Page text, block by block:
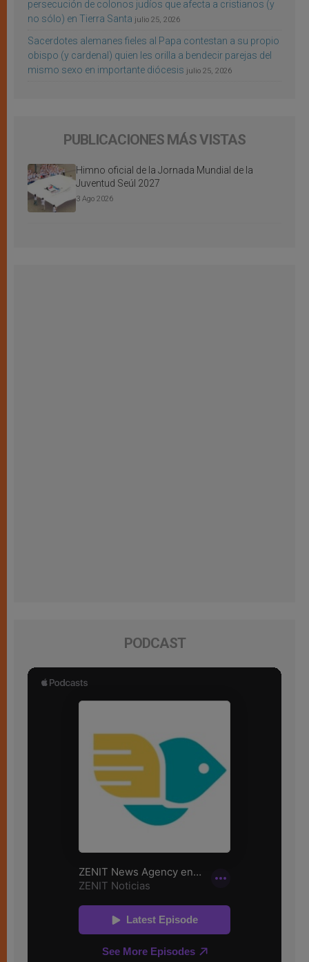
persecución de colonos judíos que afecta a cristianos (y
no sólo) en Tierra Santa julio 25, 2026
Sacerdotes alemanes fieles al Papa contestan a su propio
obispo (y cardenal) quien les orilla a bendecir parejas del
mismo sexo en importante diócesis julio 25, 2026
PUBLICACIONES MÁS VISTAS
Himno oficial de la Jornada Mundial de la
Juventud Seúl 2027
3 Ago 2026
PODCAST